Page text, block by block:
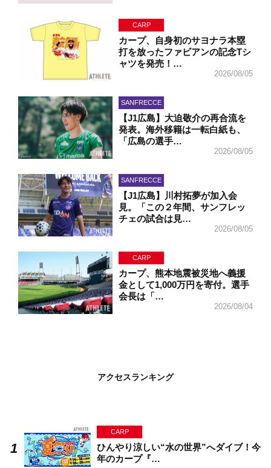
CARP
カープ、自身初のサヨナラ本塁
打を放ったファビアンの記念Tシ
ャツを発売！…
2026/08/05
SANFRECCE
【J1広島】大迫敬介の再合流を
発表。海外移籍は一転白紙も、
「広島の選手…
2026/08/05
SANFRECCE
【J1広島】川村拓夢が加入会
見。「この２年間、サンフレッ
チェの試合は見…
2026/08/05
CARP
カープ、熊本地震被災地へ義援
金として1,000万円を寄付。選手
会長は「…
2026/08/04
アクセスランキング
CARP
ひんやり涼しい“水の世界”へダイブ！今
年のカープ『…